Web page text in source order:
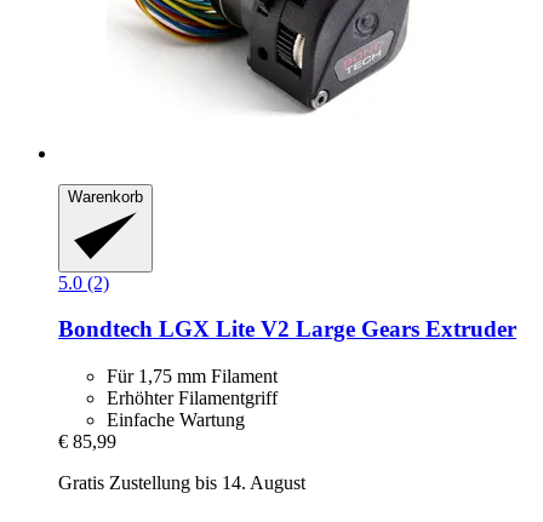
Warenkorb
5.0 (2)
Bondtech LGX Lite V2 Large Gears Extruder
Für 1,75 mm Filament
Erhöhter Filamentgriff
Einfache Wartung
€ 85,99
Gratis Zustellung bis 14. August